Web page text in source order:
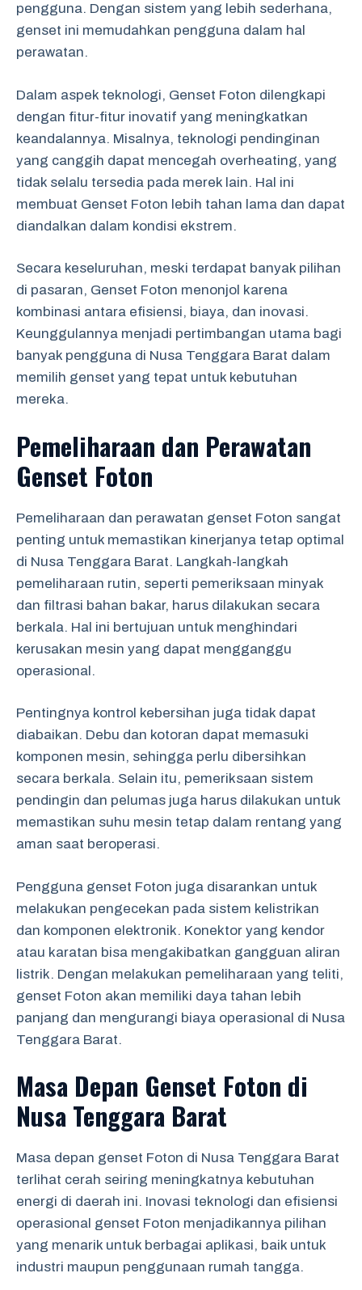
pengguna. Dengan sistem yang lebih sederhana,
genset ini memudahkan pengguna dalam hal
perawatan.
Dalam aspek teknologi, Genset Foton dilengkapi
dengan fitur-fitur inovatif yang meningkatkan
keandalannya. Misalnya, teknologi pendinginan
yang canggih dapat mencegah overheating, yang
tidak selalu tersedia pada merek lain. Hal ini
membuat Genset Foton lebih tahan lama dan dapat
diandalkan dalam kondisi ekstrem.
Secara keseluruhan, meski terdapat banyak pilihan
di pasaran, Genset Foton menonjol karena
kombinasi antara efisiensi, biaya, dan inovasi.
Keunggulannya menjadi pertimbangan utama bagi
banyak pengguna di Nusa Tenggara Barat dalam
memilih genset yang tepat untuk kebutuhan
mereka.
Pemeliharaan dan Perawatan
Genset Foton
Pemeliharaan dan perawatan genset Foton sangat
penting untuk memastikan kinerjanya tetap optimal
di Nusa Tenggara Barat. Langkah-langkah
pemeliharaan rutin, seperti pemeriksaan minyak
dan filtrasi bahan bakar, harus dilakukan secara
berkala. Hal ini bertujuan untuk menghindari
kerusakan mesin yang dapat mengganggu
operasional.
Pentingnya kontrol kebersihan juga tidak dapat
diabaikan. Debu dan kotoran dapat memasuki
komponen mesin, sehingga perlu dibersihkan
secara berkala. Selain itu, pemeriksaan sistem
pendingin dan pelumas juga harus dilakukan untuk
memastikan suhu mesin tetap dalam rentang yang
aman saat beroperasi.
Pengguna genset Foton juga disarankan untuk
melakukan pengecekan pada sistem kelistrikan
dan komponen elektronik. Konektor yang kendor
atau karatan bisa mengakibatkan gangguan aliran
listrik. Dengan melakukan pemeliharaan yang teliti,
genset Foton akan memiliki daya tahan lebih
panjang dan mengurangi biaya operasional di Nusa
Tenggara Barat.
Masa Depan Genset Foton di
Nusa Tenggara Barat
Masa depan genset Foton di Nusa Tenggara Barat
terlihat cerah seiring meningkatnya kebutuhan
energi di daerah ini. Inovasi teknologi dan efisiensi
operasional genset Foton menjadikannya pilihan
yang menarik untuk berbagai aplikasi, baik untuk
industri maupun penggunaan rumah tangga.